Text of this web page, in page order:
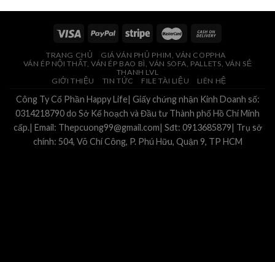
TRANG CHỦ
GIÁ VÁN PHỦ PHIM, VÁN COPPHA
VÁN ÉP NỘI THẤT, VÁN ÉP BAO BÌ, VÁN SOFA, PALLETS, VÁN SẺ
THANH LVL
GIỚI THIỆU
TIN TỨC FILE TÀI LIỆU LIÊN HỆ
Công Ty Cổ Phần Happy Life| Giấy chứng nhận Kinh Doanh số:
0314218790 do Sở Kế hoạch và Đầu tư Thành phố Hồ Chí Minh
cấp.| Email: Thepcuong99@gmail.com| Sđt: 0913685879| Trụ sở
chính: 504, Võ Chí Công, P. Phú Hữu, Quận 9, TP HCM